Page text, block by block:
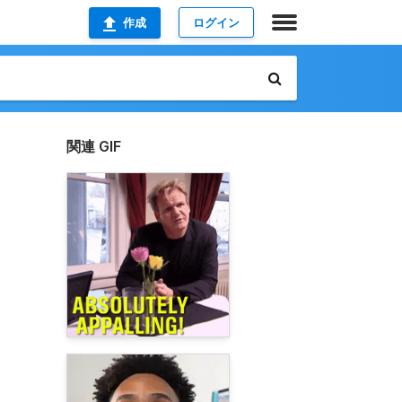
作成 ログイン
関連 GIF